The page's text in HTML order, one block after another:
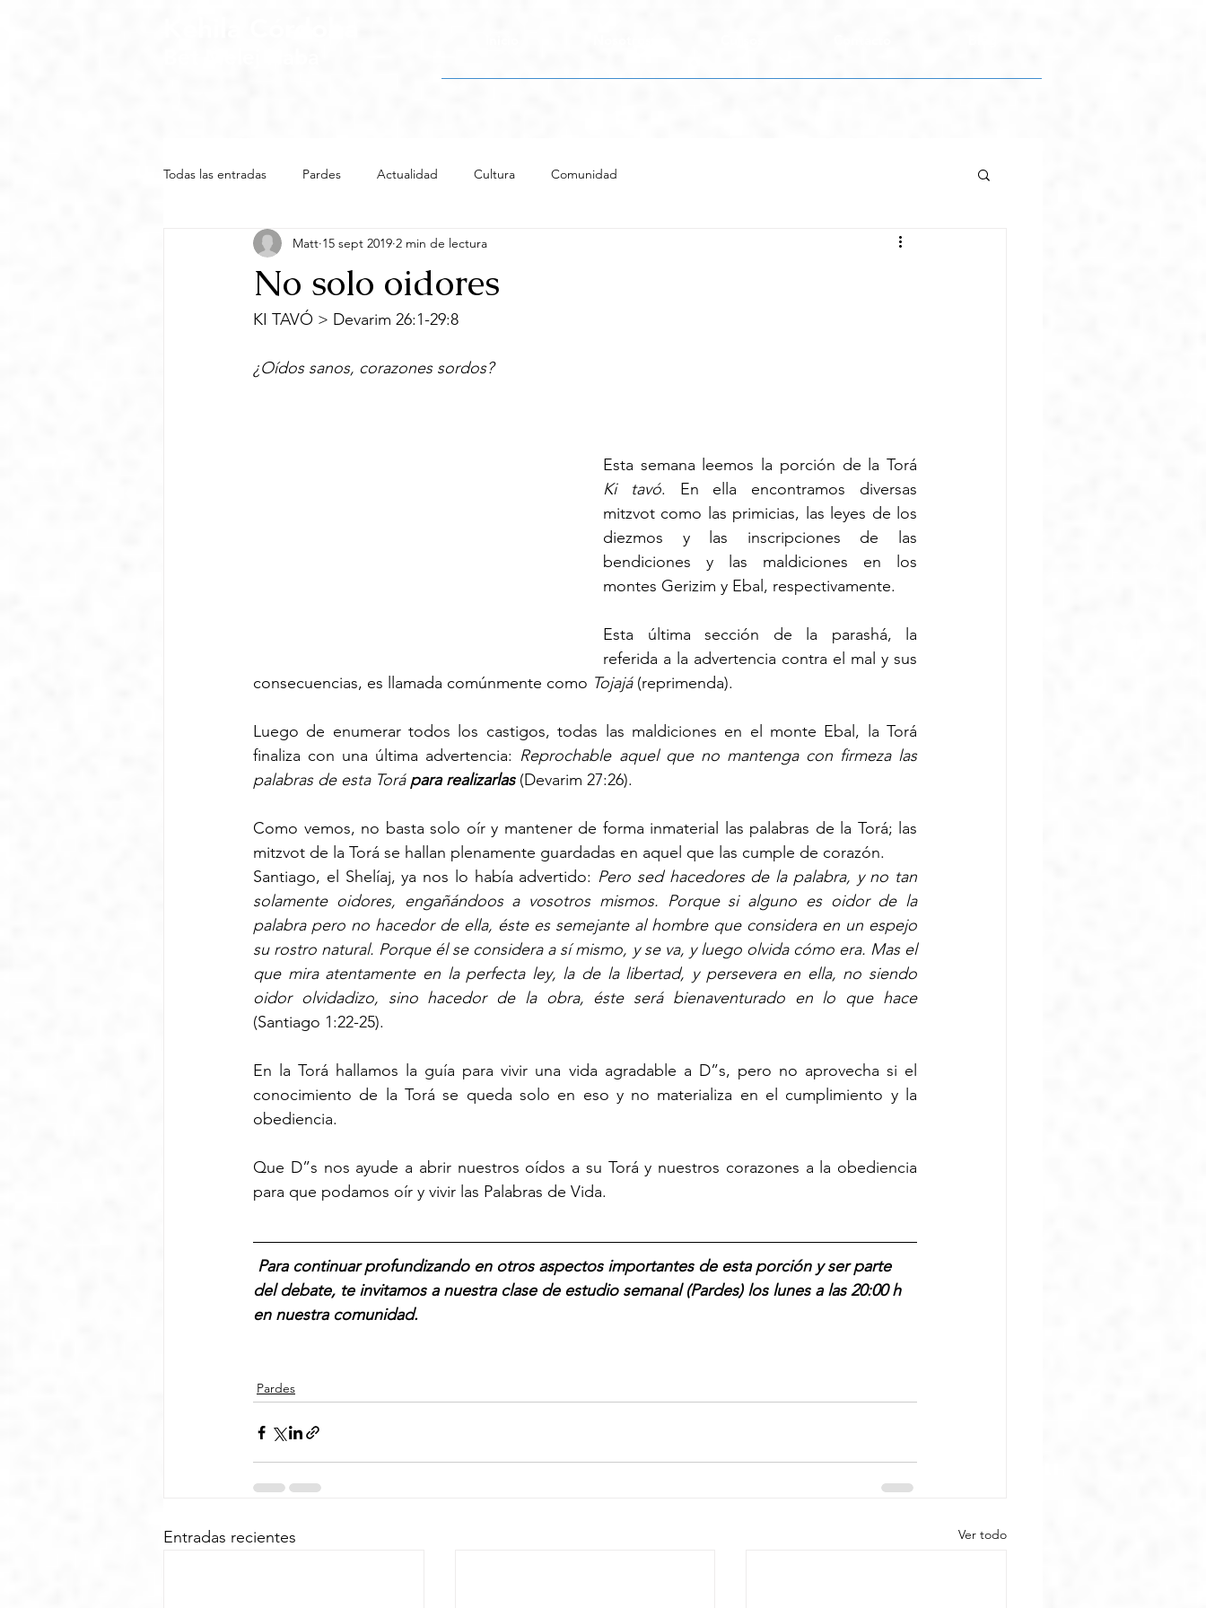
Todas las entradas Pardes Actualidad Cultura Comunidad
No solo oidores
Matt 15 sept 2019 2 min de lectura
KI TAVÓ > Devarim 26:1-29:8
¿Oídos sanos, corazones sordos?
Ki tavó. En ella encontramos diversas
mitzvot como las primicias, las leyes de los
diezmos y las inscripciones de las
bendiciones y las maldiciones en los
montes Gerizim y Ebal, respectivamente.
Esta última sección de la parashá, la
referida a la advertencia contra el mal y sus
consecuencias, es llamada comúnmente como Tojajá (reprimenda).
Luego de enumerar todos los castigos, todas las maldiciones en el monte Ebal, la Torá
finaliza con una última advertencia: Reprochable aquel que no mantenga con firmeza las
palabras de esta Torá para realizarlas (Devarim 27:26).
Como vemos, no basta solo oír y mantener de forma inmaterial las palabras de la Torá; las
mitzvot de la Torá se hallan plenamente guardadas en aquel que las cumple de corazón.
Santiago, el Shelíaj, ya nos lo había advertido: Pero sed hacedores de la palabra, y no tan
solamente oidores, engañándoos a vosotros mismos. Porque si alguno es oidor de la
palabra pero no hacedor de ella, éste es semejante al hombre que considera en un espejo
su rostro natural. Porque él se considera a sí mismo, y se va, y luego olvida cómo era. Mas el
que mira atentamente en la perfecta ley, la de la libertad, y persevera en ella, no siendo
oidor olvidadizo, sino hacedor de la obra, éste será bienaventurado en lo que hace
(Santiago 1:22-25).
En la Torá hallamos la guía para vivir una vida agradable a D”s, pero no aprovecha si el
conocimiento de la Torá se queda solo en eso y no materializa en el cumplimiento y la
obediencia.
Que D”s nos ayude a abrir nuestros oídos a su Torá y nuestros corazones a la obediencia
para que podamos oír y vivir las Palabras de Vida.
Para continuar profundizando en otros aspectos importantes de esta porción y ser parte
del debate, te invitamos a nuestra clase de estudio semanal (Pardes) los lunes a las 20:00 h
en nuestra comunidad.
Pardes
Entradas recientes Ver todo